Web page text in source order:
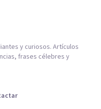
y curiosos. Artículos
frases célebres y